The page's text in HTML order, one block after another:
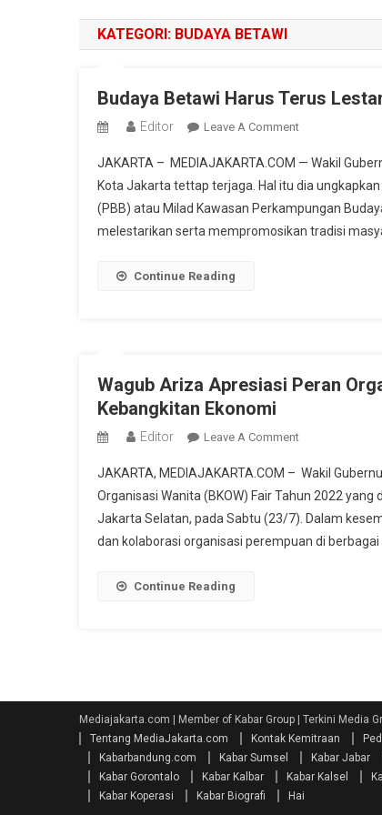
KATEGORI: BUDAYA BETAWI
Budaya Betawi Harus Terus
Editor Leave A CommentOn
Betawi
Harus
Terus
Lestari
JAKARTA – MEDIAJAKARTA.COM — Wakil
Kota Jakarta tettap terjaga. Hal itu dia
(PBB) atau Milad Kawasan Perkampungan
melestarikan serta mempromosikan tradisi
Continue Reading
Wagub Ariza Apresiasi Peran
Kebangkitan Ekonomi
Editor Leave A CommentOn
Ariza
Apresiasi
Peran
Organisasi
JAKARTA, MEDIAJAKARTA.COM – Wakil
Organisasi Wanita (BKOW) Fair Tahun 2022
Jakarta Selatan, pada Sabtu (23/7). Dalam
dan kolaborasi organisasi perempuan di
Continue Reading
Mediajakarta.com | Member of Kabar Group | Terkini Media
Tentang MediaJakarta.com
Kontak Kemitraan
Kabarbandung.com
Kabar Sumsel Kabar Jabar
Kabar Gorontalo
Kabar Kalbar Kabar Kalsel
Kabar Koperasi
Kabar Biografi Hai